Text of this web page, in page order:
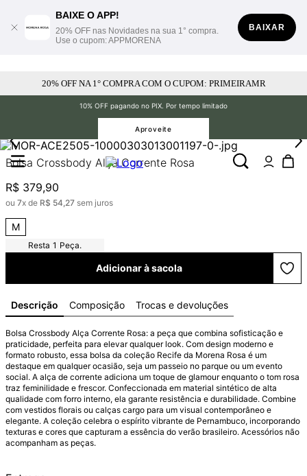
BAIXE O APP!
20% OFF nas Novidades na sua 1° compra.
Use o cupom: APPMORENA
BAIXAR
20% OFF NA 1° COMPRA COM O CUPOM: PRIMEIRAMR
10% OFF pagando no PIX. Por tempo limitado
Aproveite
Bolsa Crossbody Alça Corrente Rosa
R$ 379,90
ou 7x de R$ 54,27 sem juros
M
1 Peça.
Adicionar à sacola
Descrição Composição Trocas e devoluções
Bolsa Crossbody Alça Corrente Rosa: a peça que combina sofisticação e
praticidade, perfeita para elevar qualquer look. Com design moderno e
formato robusto, essa bolsa da coleção Recife da Morena Rosa é um
destaque em qualquer ocasião, seja um passeio no parque ou um evento
social. A alça de corrente adiciona um toque de glamour enquanto o tom rosa
traz feminilidade e frescor. Confeccionada em material sintético de alta
qualidade com forro interno, ela garante resistência e durabilidade. Combine
com vestidos florais ou calças cargo para um visual contemporâneo e
elegante. A coleção celebra o espírito vibrante de Pernambuco, incorporando
texturas e cores que capturam a essência do verão brasileiro. Acessórios não
acompanham as peças.